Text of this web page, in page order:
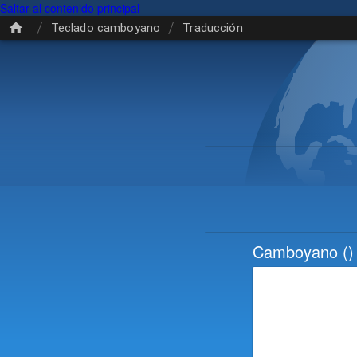
Saltar al contenido principal
/ Teclado camboyano / Traducción
Camboyano ()